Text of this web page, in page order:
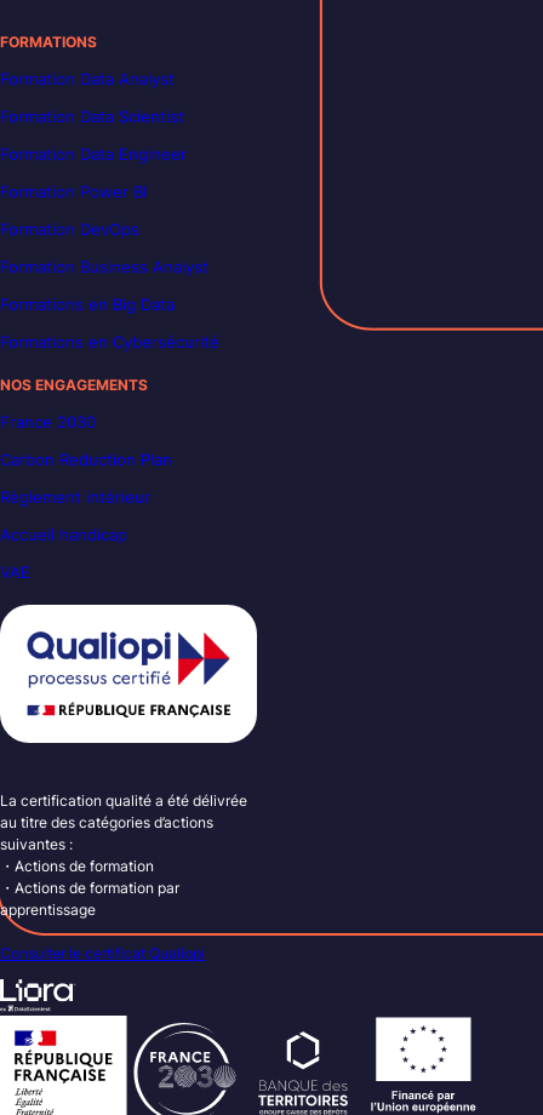
FORMATIONS
Formation Data Analyst
Formation Data Scientist
Formation Data Engineer
Formation Power BI
Formation DevOps
Formation Business Analyst
Formations en Big Data
Formations en Cybersécurité
NOS ENGAGEMENTS
France 2030
Carbon Reduction Plan
Règlement intérieur
Accueil handicap
VAE
La certification qualité a été délivrée
au titre des catégories d’actions
suivantes :
・Actions de formation
・Actions de formation par
apprentissage
Consulter le certificat Qualiopi